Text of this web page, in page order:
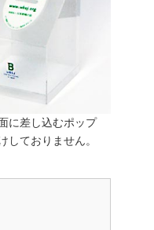
に差し込むポップ
しておりません。